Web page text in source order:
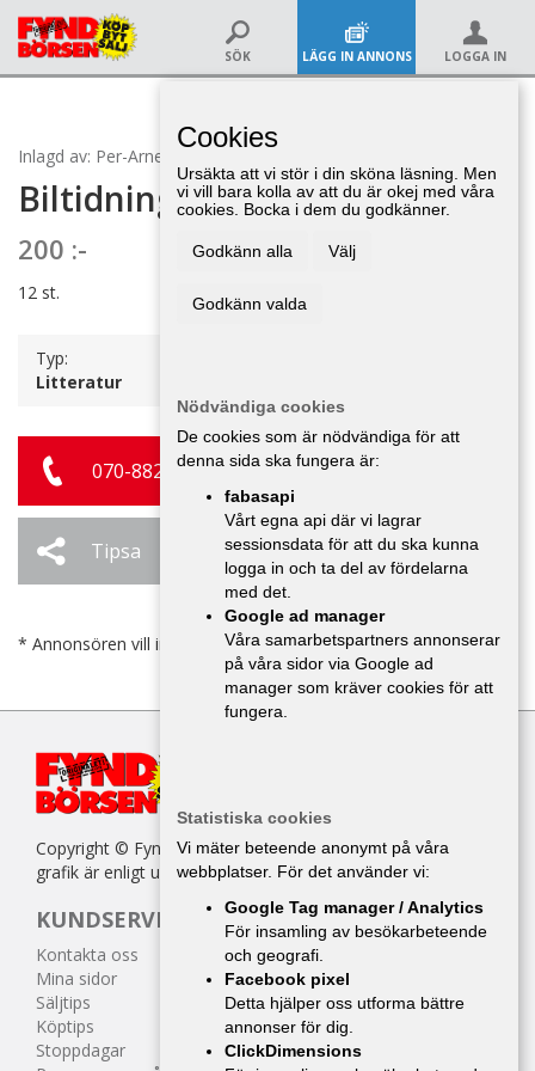
SÖK LÄGG IN ANNONS LOGGA IN
Inlagd av: Per-Arne Nilsson 11 maj 09:51
Biltidning Nostalgia
200 :-
12 st.
Typ:
Litteratur
070-882 94 12
Tipsa Ändra / Ta bort
* Annonsören vill inte bli kontaktad av försäljare.
Copyright © Fyndbörsen. All kopiering av texter, bilder eller
grafik är enligt upphovsrättslagen förbjuden.
KUNDSERVICE
Kontakta oss
Mina sidor
Säljtips
Köptips
Stoppdagar
Cookies
Ursäkta att vi stör i din sköna läsning. Men
vi vill bara kolla av att du är okej med våra
cookies. Bocka i dem du godkänner.
Godkänn alla Välj
Godkänn valda
Nödvändiga cookies
De cookies som är nödvändiga för att
denna sida ska fungera är:
fabasapi
Vårt egna api där vi lagrar
sessionsdata för att du ska kunna
logga in och ta del av fördelarna
med det.
Google ad manager
Våra samarbetspartners annonserar
på våra sidor via Google ad
manager som kräver cookies för att
fungera.
Statistiska cookies
Vi mäter beteende anonymt på våra
webbplatser. För det använder vi:
Google Tag manager / Analytics
För insamling av besökarbeteende
och geografi.
Facebook pixel
Detta hjälper oss utforma bättre
annonser för dig.
ClickDimensions